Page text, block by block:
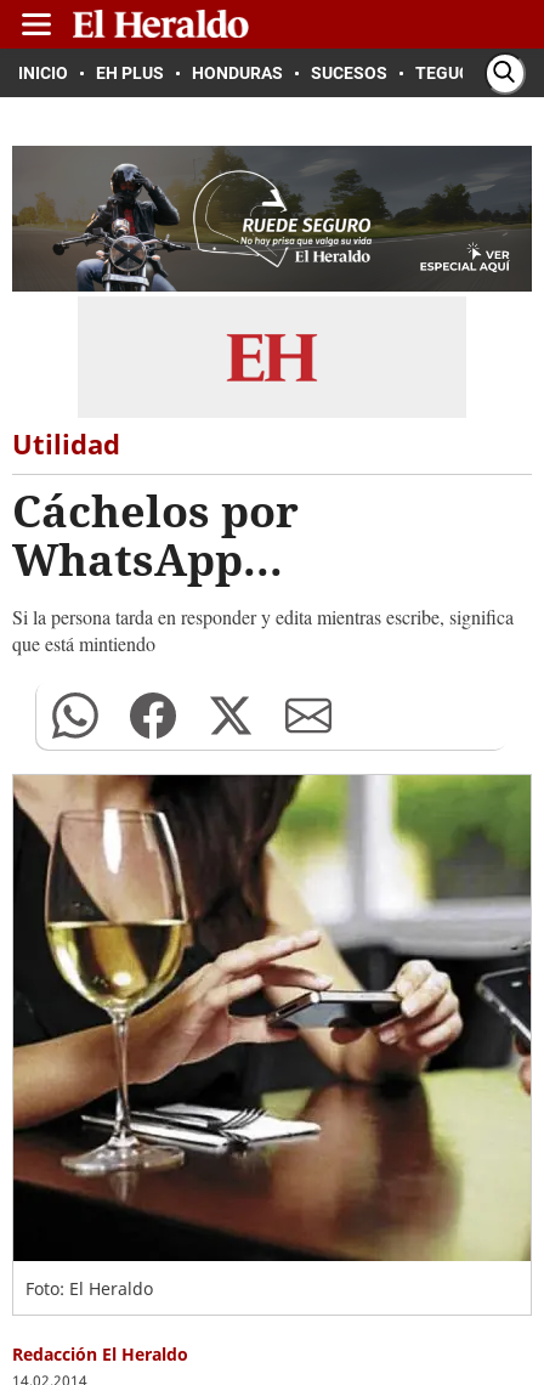
INICIO EH PLUS HONDURAS SUCESOS TEGUCIGALPA
Utilidad
Cáchelos por
WhatsApp...
Si la persona tarda en responder y edita mientras escribe, significa
que está mintiendo
Foto: El Heraldo
Redacción El Heraldo
14.02.2014